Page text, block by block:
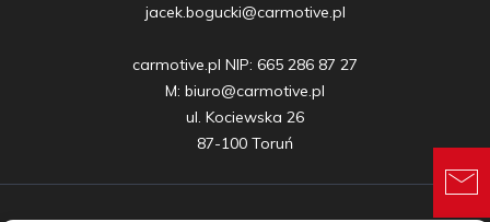
jacek.bogucki@carmotive.pl
carmotive.pl NIP: 665 286 87 27
M: biuro@carmotive.pl
ul. Kociewska 26
87-100 Toruń